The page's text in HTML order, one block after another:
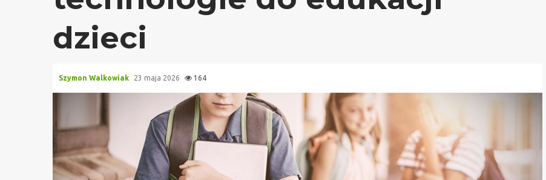
dzieci
Szymon Walkowiak 23 maja 2026 164